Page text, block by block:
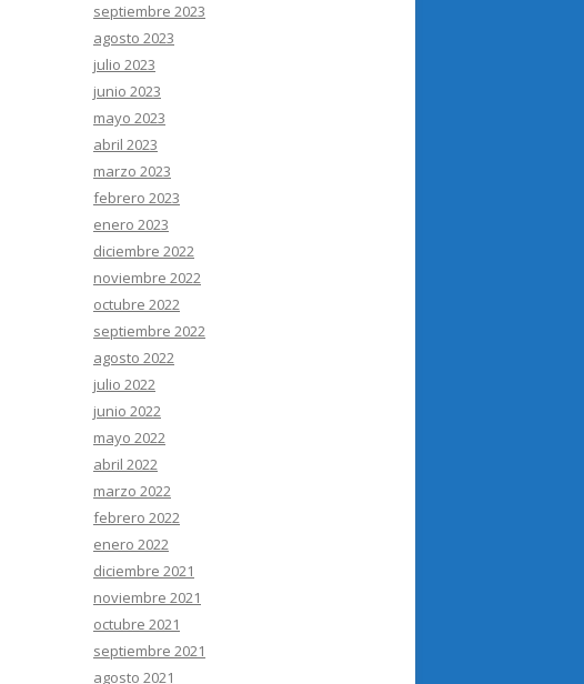
septiembre 2023
agosto 2023
julio 2023
junio 2023
mayo 2023
abril 2023
marzo 2023
febrero 2023
enero 2023
diciembre 2022
noviembre 2022
octubre 2022
septiembre 2022
agosto 2022
julio 2022
junio 2022
mayo 2022
abril 2022
marzo 2022
febrero 2022
enero 2022
diciembre 2021
noviembre 2021
octubre 2021
septiembre 2021
agosto 2021